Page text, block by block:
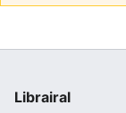
Librairal